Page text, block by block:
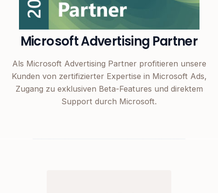
Microsoft Advertising Partner
Als Microsoft Advertising Partner profitieren unsere
Kunden von zertifizierter Expertise in Microsoft Ads,
Zugang zu exklusiven Beta-Features und direktem
Support durch Microsoft.